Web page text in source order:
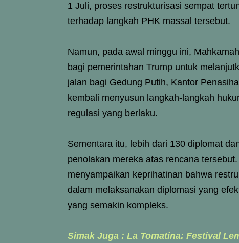
1 Juli, proses restrukturisasi sempat
terhadap langkah PHK massal tersebut.
Namun, pada awal minggu ini,
bagi pemerintahan Trump untuk
jalan bagi Gedung Putih, Kantor
kembali menyusun langkah-langkah
regulasi yang berlaku.
Sementara itu, lebih dari 130 diplomat
penolakan mereka atas rencana
menyampaikan keprihatinan bahwa
dalam melaksanakan diplomasi yang
yang semakin kompleks.
Simak Juga : La Tomatina: Festival